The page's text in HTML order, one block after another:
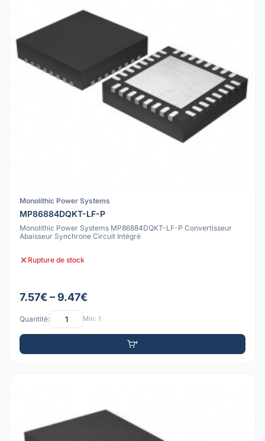
Monolithic Power Systems
MP86884DQKT-LF-P
Monolithic Power Systems MP86884DQKT-LF-P Convertisseur
Abaisseur Synchrone Circuit Intégré
Rupture de stock
7.57€ – 9.47€
Quantité: Min: 1